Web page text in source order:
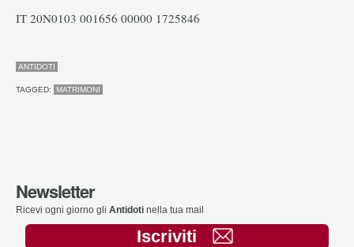
IT 20N0103 001656 00000 1725846
ANTIDOTI
TAGGED: MATRIMONI
Newsletter
Ricevi ogni giorno gli Antidoti nella tua mail
Iscriviti